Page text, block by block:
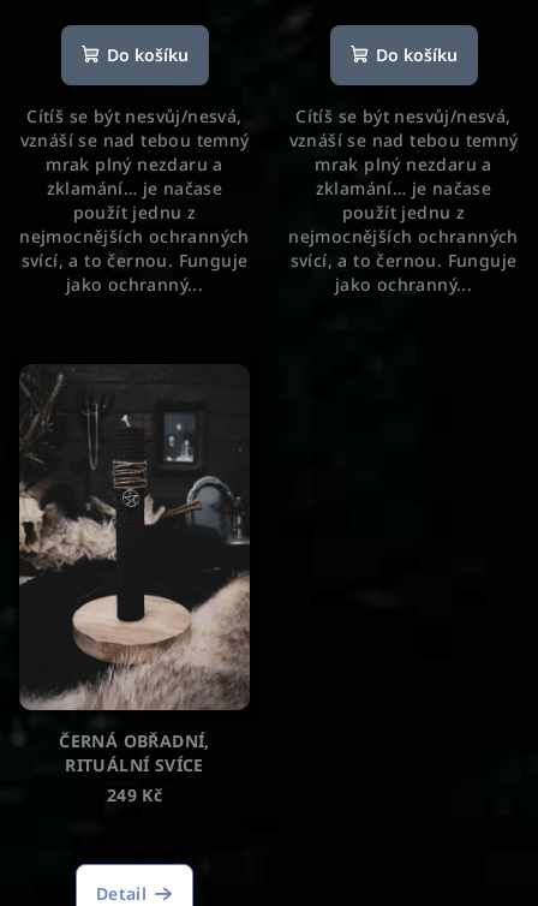
hodnocení
produktu
z
5
hvězdiček.
Do košíku
Cítíš se být nesvůj/nesvá,
vznáší se nad tebou temný
mrak plný nezdaru a
zklamání… je načase
použít jednu z
nejmocnějších ochranných
svící, a to černou. Funguje
jako ochranný...
hodnocení
produktu
z
5
hvězdiček.
Do košíku
Cítíš se být nesvůj/nesvá,
vznáší se nad tebou temný
mrak plný nezdaru a
zklamání… je načase
použít jednu z
nejmocnějších ochranných
svící, a to černou. Funguje
jako ochranný...
ČERNÁ OBŘADNÍ,
RITUÁLNÍ SVÍCE
249 Kč
hodnocení
produktu
Detail